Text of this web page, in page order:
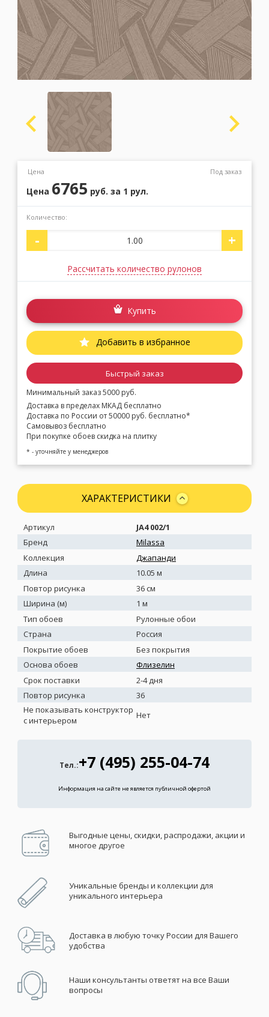
Москва (сменить город)
Заказать обратный звонок
Цена Под заказ
Цена 6765 руб. за 1 рул.
Количество:
- +
Рассчитать количество рулонов
Купить
Добавить в избранное
Быстрый заказ
Минимальный заказ 5000 руб.
Доставка в пределах МКАД бесплатно
Доставка по России от 50000 руб. бесплатно*
Самовывоз бесплатно
При покупке обоев скидка на плитку
* - уточняйте у менеджеров
ХАРАКТЕРИСТИКИ
Артикул
JA4 002/1
Бренд
Milassa
Коллекция
Джапанди
Длина
10.05 м
Повтор рисунка
36 см
Ширина (м)
1 м
Тип обоев
Рулонные обои
Страна
Россия
Покрытие обоев
Без покрытия
Основа обоев
Флизелин
Срок поставки
2-4 дня
Повтор рисунка
36
Не показывать конструктор
с интерьером
Нет
Тел.:+7 (495) 255-04-74
Информация на сайте не является публичной офертой
Выгодные цены, скидки, распродажи, акции и
многое другое
Уникальные бренды и коллекции для
уникального интерьера
Доставка в любую точку России для Вашего
удобства
Наши консультанты ответят на все Ваши
вопросы